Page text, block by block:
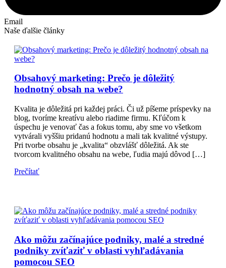
Email
Naše ďalšie články
Obsahový marketing: Prečo je dôležitý
hodnotný obsah na webe?
Kvalita je dôležitá pri každej práci. Či už píšeme príspevky na
blog, tvoríme kreatívu alebo riadime firmu. Kľúčom k
úspechu je venovať čas a fokus tomu, aby sme vo všetkom
vytvárali vyššiu pridanú hodnotu a mali tak kvalitné výstupy.
Pri tvorbe obsahu je „kvalita“ obzvlášť dôležitá. Ak ste
tvorcom kvalitného obsahu na webe, ľudia majú dôvod […]
Prečítať
Ako môžu začínajúce podniky, malé a stredné
podniky zvíťaziť v oblasti vyhľadávania
pomocou SEO